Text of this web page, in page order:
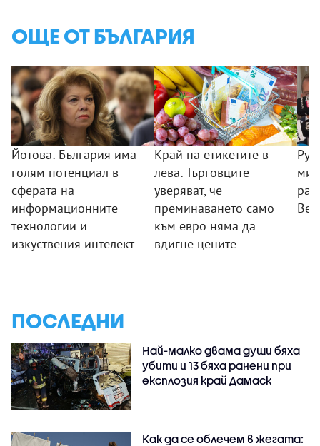
ОЩЕ ОТ БЪЛГАРИЯ
Йотова: България има
голям потенциал в
сферата на
информационните
технологии и
изкуствения интелект
Край на етикетите в
лева: Търговците
уверяват, че
преминаването само
към евро няма да
вдигне цените
ПОСЛЕДНИ
Най-малко двама души бяха
убити и 13 бяха ранени при
експлозия край Дамаск
Как да се облечем в жегата: